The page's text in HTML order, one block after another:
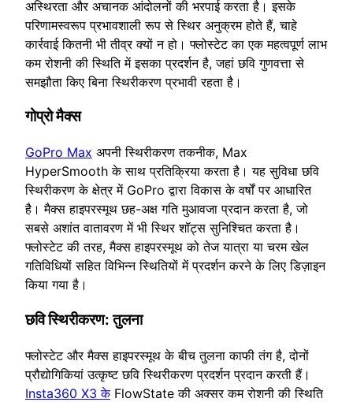
अस्थिरता और अचानक आंदोलनों की भरपाई करता है। इसके
परिणामस्वरूप प्रभावशाली रूप से स्थिर अनुक्रम होते हैं, चाहे
कार्रवाई कितनी भी तीव्र क्यों न हो। फ्लोस्टेट का एक महत्वपूर्ण लाभ
कम रोशनी की स्थिति में इसका प्रदर्शन है, जहां छवि गुणवत्ता से
समझौता किए बिना स्थिरीकरण प्रभावी रहता है।
गोप्रो मैक्स
GoPro Max अपनी स्थिरीकरण तकनीक, Max
HyperSmooth के साथ प्रतिक्रिया करता है। यह सुविधा छवि
स्थिरीकरण के क्षेत्र में GoPro द्वारा विकास के वर्षों पर आधारित
है। मैक्स हाइपरस्मूथ छह-अक्ष गति मुआवजा प्रदान करता है, जो
सबसे अशांत वातावरण में भी स्थिर शॉट्स सुनिश्चित करता है।
फ्लोस्टेट की तरह, मैक्स हाइपरस्मूथ को तेज यात्रा या चरम खेल
गतिविधियों सहित विभिन्न स्थितियों में प्रदर्शन करने के लिए डिज़ाइन
किया गया है।
छवि स्थिरीकरण: तुलना
फ्लोस्टेट और मैक्स हाइपरस्मूथ के बीच तुलना काफी तंग है, दोनों
प्रौद्योगिकियां उत्कृष्ट छवि स्थिरीकरण प्रदर्शन प्रदान करती हैं।
Insta360 X3 केFlowState की अक्सर कम रोशनी की स्थिति